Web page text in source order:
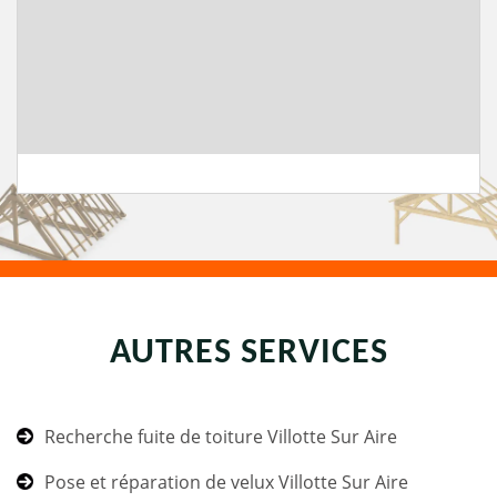
AUTRES SERVICES
Recherche fuite de toiture Villotte Sur Aire
Pose et réparation de velux Villotte Sur Aire